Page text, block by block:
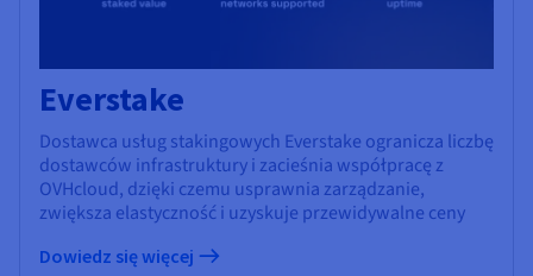
Everstake
Dostawca usług stakingowych Everstake ogranicza liczbę
dostawców infrastruktury i zacieśnia współpracę z
OVHcloud, dzięki czemu usprawnia zarządzanie,
zwiększa elastyczność i uzyskuje przewidywalne ceny
Dowiedz się więcej